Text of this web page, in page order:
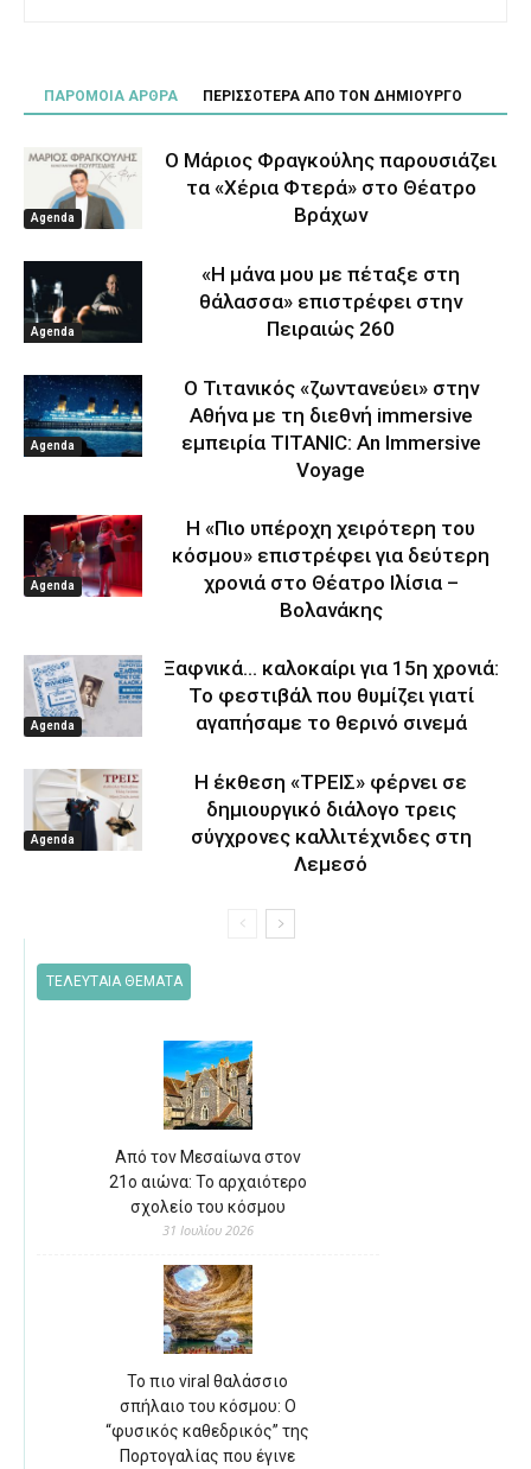
ΠΑΡΟΜΟΙΑ ΑΡΘΡΑ ΠΕΡΙΣΣΟΤΕΡΑ ΑΠΟ ΤΟΝ ΔΗΜΙΟΥΡΓΟ
Agenda
Ο Μάριος Φραγκούλης παρουσιάζει
τα «Χέρια Φτερά» στο Θέατρο
Βράχων
Agenda
«Η μάνα μου με πέταξε στη
θάλασσα» επιστρέφει στην
Πειραιώς 260
Agenda
Ο Τιτανικός «ζωντανεύει» στην
Αθήνα με τη διεθνή immersive
εμπειρία TITANIC: An Immersive
Voyage
Agenda
Η «Πιο υπέροχη χειρότερη του
κόσμου» επιστρέφει για δεύτερη
χρονιά στο Θέατρο Ιλίσια –
Βολανάκης
Agenda
Ξαφνικά… καλοκαίρι για 15η χρονιά:
Το φεστιβάλ που θυμίζει γιατί
αγαπήσαμε το θερινό σινεμά
Agenda
Η έκθεση «ΤΡΕΙΣ» φέρνει σε
δημιουργικό διάλογο τρεις
σύγχρονες καλλιτέχνιδες στη
Λεμεσό
ΤΕΛΕΥΤΑΙΑ ΘΕΜΑΤΑ
Από τον Μεσαίωνα στον
21ο αιώνα: Το αρχαιότερο
σχολείο του κόσμου
31 Ιουλίου 2026
Το πιο viral θαλάσσιο
σπήλαιο του κόσμου: Ο
“φυσικός καθεδρικός” της
Πορτογαλίας που έγινε